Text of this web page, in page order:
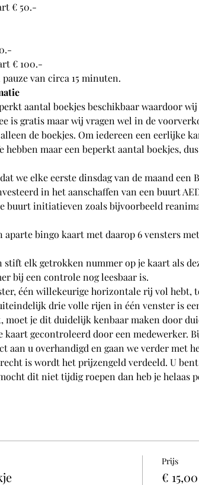
€ 50.-
€ 100.-
van circa 15 minuten.
aantal boekjes beschikbaar waardoor
is gratis maar wij vragen wel in de
de boekjes. Om iedereen een eerlijke
hebben maar een beperkt aantal boekjes,
we elke eerste dinsdag van de maand een
in het aanschaffen van een buurt
buurt initiatieven zoals bijvoorbeeld
aparte bingo kaart met daarop 6 vensters
stift elk getrokken nummer op je kaart als
bij een controle nog leesbaar is.
één willekeurige horizontale rij vol hebt,
drie volle rijen in één venster is
moet je dit duidelijk kenbaar maken door
kaart gecontroleerd door een medewerker.
aan u overhandigd en gaan we verder met
is wordt het prijzengeld verdeeld. U
dit niet tijdig roepen dan heb je helaas
Prijs
€ 15,00